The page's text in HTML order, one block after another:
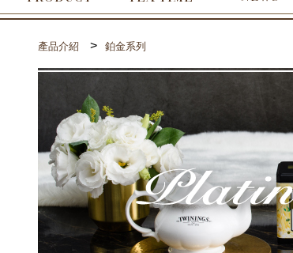
產品介紹 > 鉑金系列